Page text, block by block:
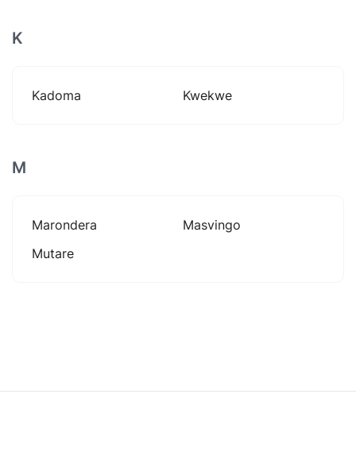
K
Kadoma Kwekwe
M
Marondera
Masvingo
Mutare